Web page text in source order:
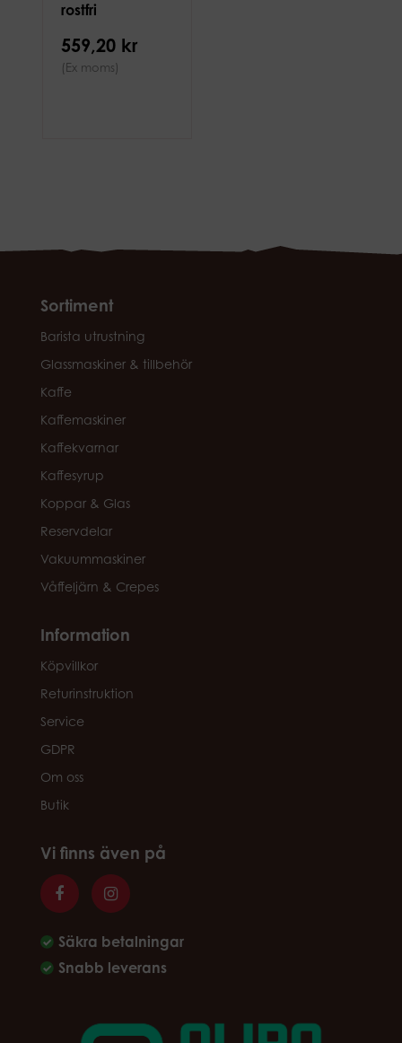
rostfri
559,20 kr
(Ex moms)
Sortiment
Barista utrustning
Glassmaskiner & tillbehör
Kaffe
Kaffemaskiner
Kaffekvarnar
Kaffesyrup
Koppar & Glas
Reservdelar
Vakuummaskiner
Våffeljärn & Crepes
Information
Köpvillkor
Returinstruktion
Service
GDPR
Om oss
Butik
Vi finns även på
Säkra betalningar
Snabb leverans